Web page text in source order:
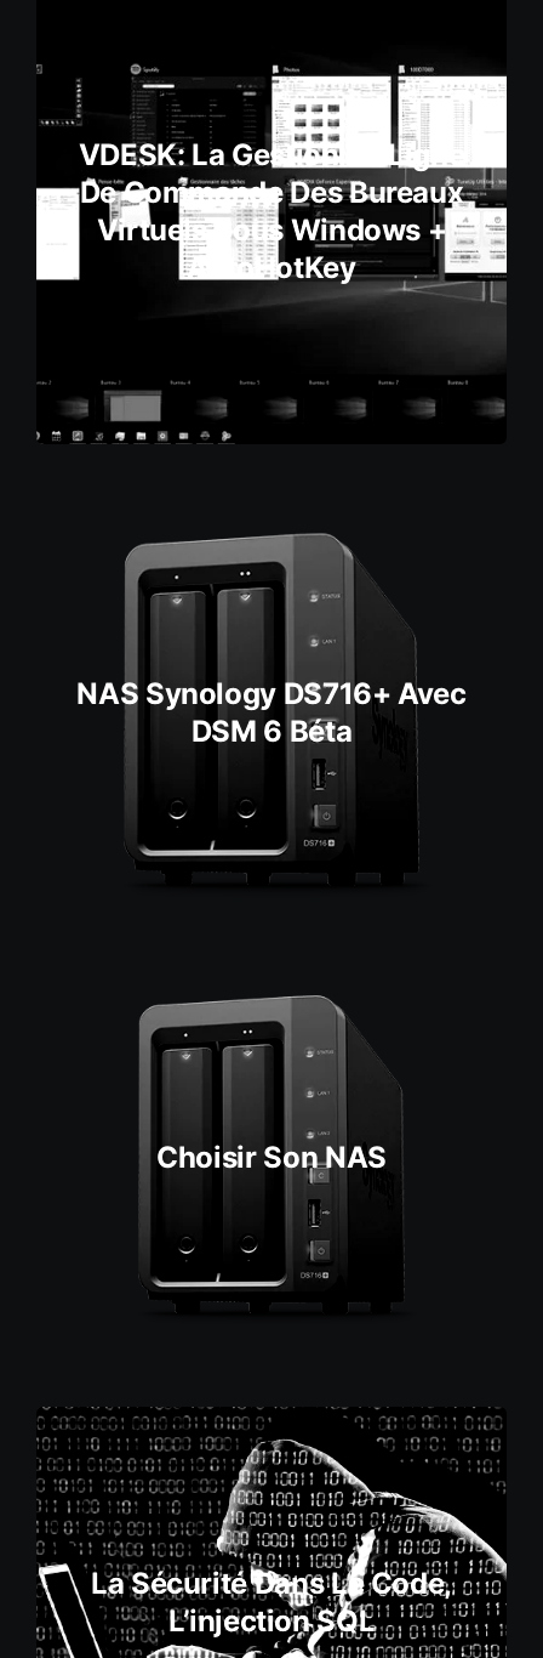
VDESK: La Gestion En Ligne
De Commande Des Bureaux
Virtuels Sous Windows +
AutoHotKey
NAS Synology DS716+ Avec
DSM 6 Béta
Choisir Son NAS
La Sécurité Dans Le Code,
L’injection SQL